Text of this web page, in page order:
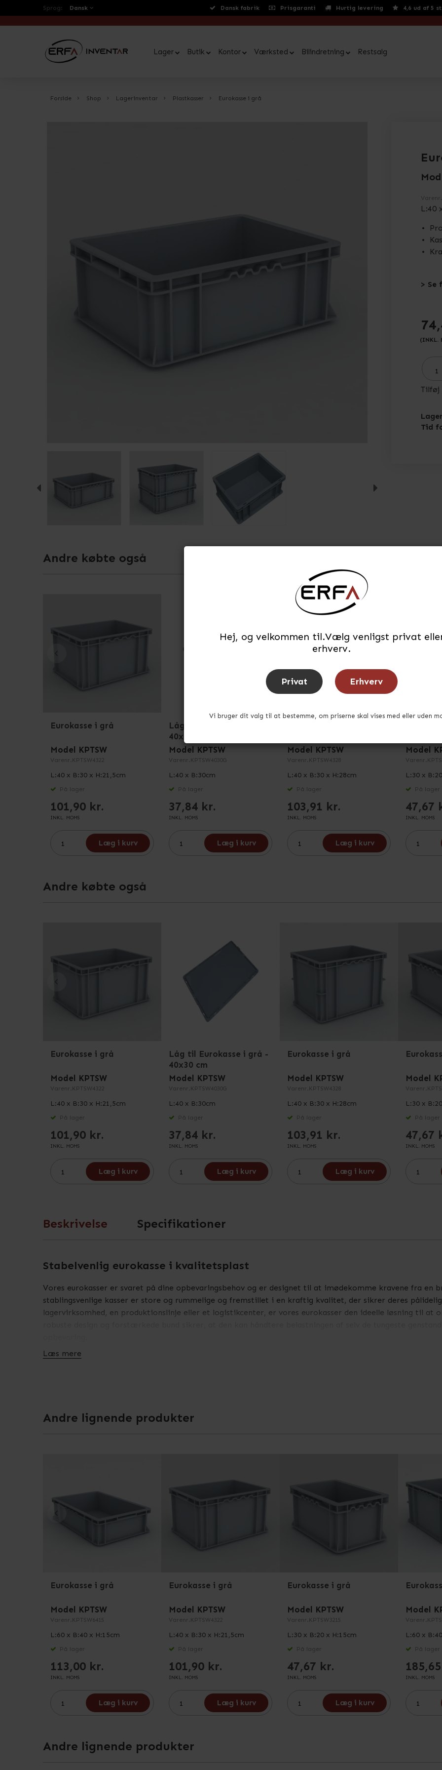
Sprog: Dansk Dansk fabrik Prisgaranti Hurtig levering 4,6 ud af 5
Lager Butik Kontor Værksted Bilindretning Restsalg
Hej, og velkommen til.Vælg venligst privat
erhverv.
Privat Erhverv
Vi bruger dit valg til at bestemme, om priserne skal vises med eller uden
Forside Shop Lagerinventar Plastkasser Eurokasse i grå
Varenr.
L:40
> Se
(INKL.
Tilføj
Tid
Andre købte også
Eurokasse i grå
Model KPTSW
Varenr. KPTSW4322
L:40 x B:30 x H:21,5cm
På lager
101,90 kr.
INKL. MOMS
Læg i kurv
Låg til Eurokasse i grå -
40x30 cm
Model KPTSW
Varenr. KPTSW4030G
L:40 x B:30cm
På lager
37,84 kr.
INKL. MOMS
Læg i kurv
Model KPTSW
Varenr. KPTSW4328
L:40 x B:30 x H:28cm
På lager
103,91 kr.
INKL. MOMS
Læg i kurv
Model
Varenr.
L:30 x
På lager
47,67
INKL. MOMS
Andre købte også
Eurokasse i grå
Model KPTSW
Varenr. KPTSW4322
L:40 x B:30 x H:21,5cm
På lager
101,90 kr.
INKL. MOMS
Læg i kurv
Låg til Eurokasse i grå -
40x30 cm
Model KPTSW
Varenr. KPTSW4030G
L:40 x B:30cm
På lager
37,84 kr.
INKL. MOMS
Læg i kurv
Eurokasse i grå
Model KPTSW
Varenr. KPTSW4328
L:40 x B:30 x H:28cm
På lager
103,91 kr.
INKL. MOMS
Læg i kurv
Model
Varenr.
L:30 x
På lager
47,67
INKL. MOMS
Beskrivelse
Stabelvenlig eurokasse i kvalitetsplast
Vores eurokasser er svaret på dine opbevaringsbehov og er designet til at imødekomme kravene fra en
stablingsvenlige kasser er store og rummelige og fremstillet i en kraftig kvalitet, der sikrer deres
lagervirksomhed, en produktionslinje eller et logistikcenter, er vores eurokasser den ideelle løsning til at
Den bedste kvalitet er altafgørende for os, og derfor garantere vi, at vores eurokasser lever op til de
Læs mere
Specifikationer
Andre lignende produkter
Eurokasse i grå
Model KPTSW
Varenr. KPTSW6415
L:60 x B:40 x H:15cm
På lager
113,00 kr.
INKL. MOMS
Læg i kurv
Eurokasse i grå
Model KPTSW
Varenr. KPTSW4322
L:40 x B:30 x H:21,5cm
På lager
101,90 kr.
INKL. MOMS
Læg i kurv
Eurokasse i grå
Model KPTSW
Varenr. KPTSW3215
L:30 x B:20 x H:15cm
På lager
47,67 kr.
INKL. MOMS
Læg i kurv
Model
Varenr.
L:60 x
På lager
INKL. MOMS
Andre lignende produkter